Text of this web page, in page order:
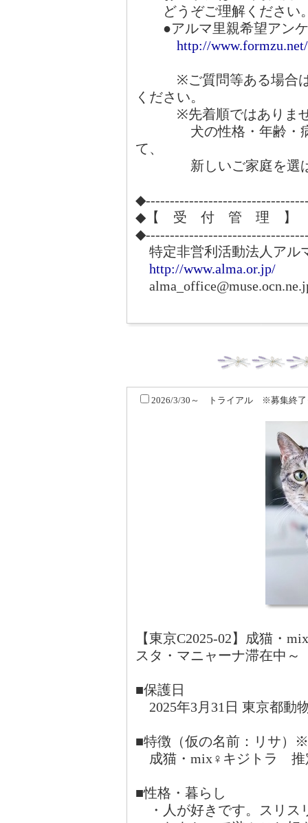
どうぞご理解ください
●アルマ里親希望アンケ
http://
※ご質問等ある場合は
ください。
※先着順ではありま
犬の性格・年齢・病気
て、
新しいご家庭を選ば
◆【 受 付 管 理 】
特定非営利活動法人アル
http://www.alma.or.jp/
2026/3/30～ トライアル ※募集終
【東京C2025-02】成猫
スタ・マニャーナ滞在中～
■保護日
2025年3月31日 東京都動
■特徴（仮の名前：リサ）
成猫・mix♀キジトラ 推
■性格・暮らし
・人が好きです。スリス